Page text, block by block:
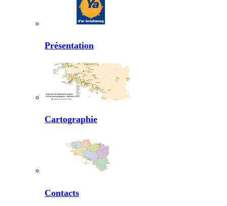
Présentation
Cartographie
Contacts